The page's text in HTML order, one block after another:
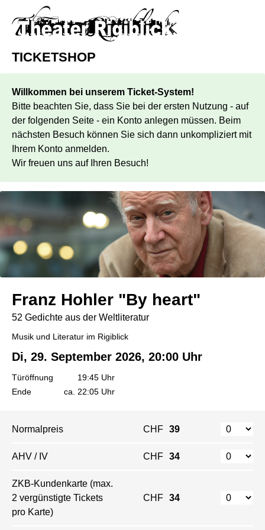
TICKETSHOP
Willkommen bei unserem Ticket-System!
Bitte beachten Sie, dass Sie bei der ersten Nutzung - auf
der folgenden Seite - ein Konto anlegen müssen. Beim
nächsten Besuch können Sie sich dann unkompliziert mit
Ihrem Konto anmelden.
Wir freuen uns auf Ihren Besuch!
Franz Hohler "By heart"
52 Gedichte aus der Weltliteratur
Musik und Literatur im Rigiblick
Di, 29. September 2026, 20:00 Uhr
Türöffnung
19:45 Uhr
Ende
ca. 22:05 Uhr
Normalpreis CHF 39
AHV / IV CHF 34
ZKB-Kundenkarte (max.
2 vergünstigte Tickets
pro Karte)
CHF 34